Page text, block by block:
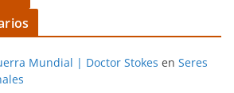
Mundial | Doctor Stokes en Seres